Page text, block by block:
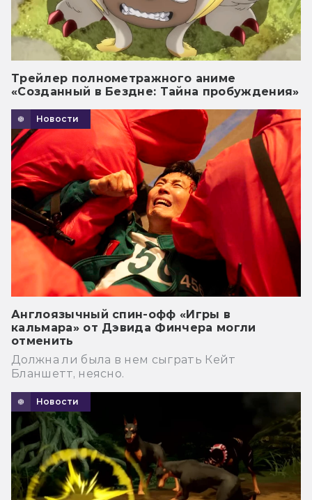
Трейлер полнометражного аниме
«Созданный в Бездне: Тайна пробуждения»
Новости
Англоязычный спин-офф «Игры в
кальмара» от Дэвида Финчера могли
отменить
Должна ли была в нем сыграть Кейт
Бланшетт, неясно.
Новости